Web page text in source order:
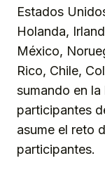
Estados
Holanda,
México,
Rico, Chile,
sumando en
participantes
asume el reto
participantes.